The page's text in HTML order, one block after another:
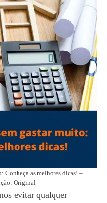
Conheça as melhores dicas! –
Original
evitar qualquer